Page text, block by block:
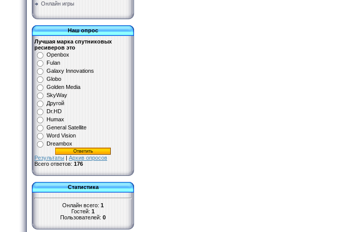
Онлайн игры
Наш опрос
Лучшая марка спутниковых
ресиверов это
Openbox
Fulan
Galaxy Innovations
Globo
Golden Media
SkyWay
Другой
Dr.HD
Humax
General Satellite
Word Vision
Dreambox
Результаты | Архив опросов
Всего ответов: 176
Статистика
Онлайн всего: 1
Гостей: 1
Пользователей: 0